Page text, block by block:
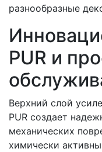
разнообразные
PUR и
Верхний слой
PUR создает
механических
химически